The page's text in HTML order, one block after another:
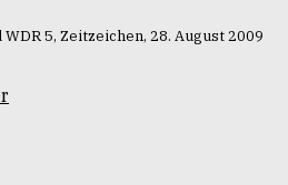
WDR 5, Zeitzeichen, 28. August 2009